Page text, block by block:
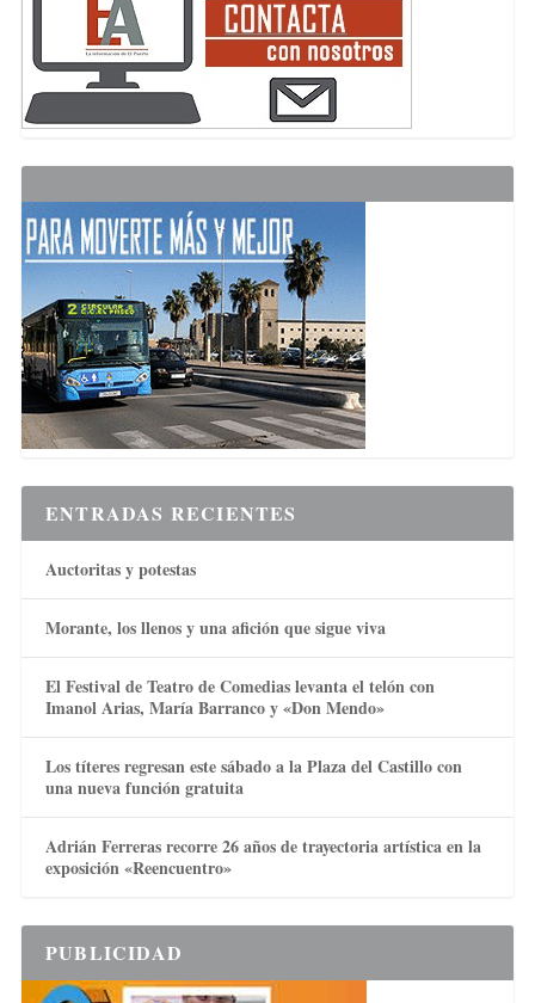
ENTRADAS RECIENTES
Auctoritas y potestas
Morante, los llenos y una afición que sigue viva
El Festival de Teatro de Comedias levanta el telón con
Imanol Arias, María Barranco y «Don Mendo»
Los títeres regresan este sábado a la Plaza del Castillo con
una nueva función gratuita
Adrián Ferreras recorre 26 años de trayectoria artística en la
exposición «Reencuentro»
PUBLICIDAD